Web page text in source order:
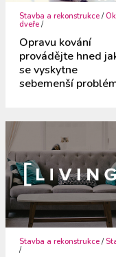
Stavba a rekonstrukce /
dveře /
Opravu kování
provádějte hned
se vyskytne
sebemenší
Stavba a rekonstrukce /
/